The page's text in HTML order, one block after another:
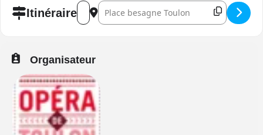
ItinéraireAddress - Les Grandes Pages de L'Opéra
Destination Address - Les Grandes
Organisateur